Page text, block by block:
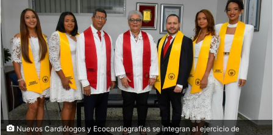
Nuevos Cardiólogos y Ecocardiografías se integran al ejercicio de